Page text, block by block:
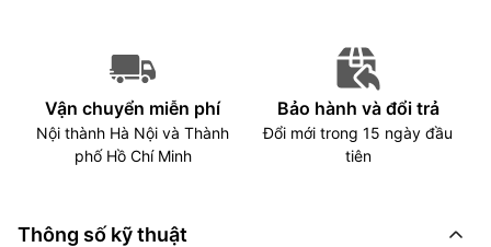
Vận chuyển miễn phí
Nội thành Hà Nội và Thành
phố Hồ Chí Minh
Bảo hành và đổi trả
Đổi mới trong 15 ngày đầu
tiên
Thông số kỹ thuật